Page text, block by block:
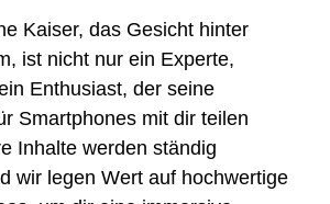
Kaiser, das Gesicht hinter
ist nicht nur ein Experte,
Enthusiast, der seine
Smartphones mit dir teilen
Inhalte werden ständig
wir legen Wert auf hochwertige